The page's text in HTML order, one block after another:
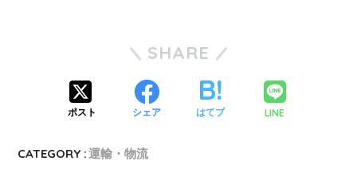
SHARE
ポスト シェア はてブ LINE
CATEGORY :運輸・物流